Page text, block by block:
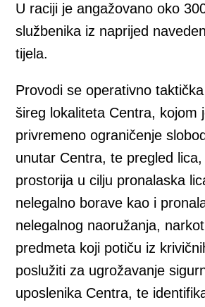
U raciji je angažovano oko
službenika iz naprijed
tijela.
Provodi se operativno
šireg lokaliteta Centra, kojom
privremeno ograničenje
unutar Centra, te pregled
prostorija u cilju pronalaska
nelegalno borave kao i
nelegalnog naoružanja,
predmeta koji potiču iz
poslužiti za ugrožavanje
uposlenika Centra, te